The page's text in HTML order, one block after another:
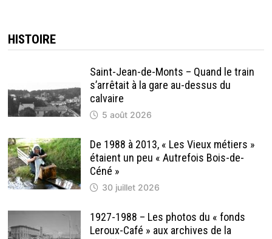
HISTOIRE
Saint-Jean-de-Monts – Quand le train
s’arrêtait à la gare au-dessus du
calvaire
5 août 2026
De 1988 à 2013, « Les Vieux métiers »
étaient un peu « Autrefois Bois-de-
Céné »
30 juillet 2026
1927-1988 – Les photos du « fonds
Leroux-Café » aux archives de la